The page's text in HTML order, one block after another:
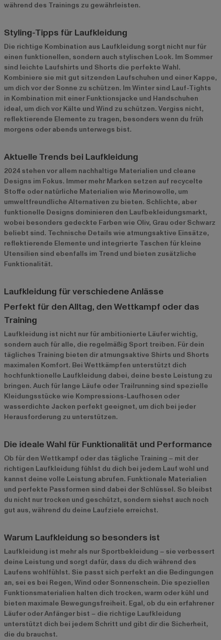
während des Trainings zu gewährleisten.
Styling-Tipps für Laufkleidung
Die richtige Kombination aus Laufkleidung sorgt nicht nur für
einen funktionellen, sondern auch stylischen Look. Im Sommer
sind leichte Laufshirts und Shorts die perfekte Wahl.
Kombiniere sie mit gut sitzenden Laufschuhen und einer Kappe,
um dich vor der Sonne zu schützen. Im Winter sind Lauf-Tights
in Kombination mit einer Funktionsjacke und Handschuhen
ideal, um dich vor Kälte und Wind zu schützen. Vergiss nicht,
reflektierende Elemente zu tragen, besonders wenn du früh
morgens oder abends unterwegs bist.
Aktuelle Trends bei Laufkleidung
2024 stehen vor allem nachhaltige Materialien und cleane
Designs im Fokus. Immer mehr Marken setzen auf recycelte
Stoffe oder natürliche Materialien wie Merinowolle, um
umweltfreundliche Alternativen zu bieten. Schlichte, aber
funktionelle Designs dominieren den Laufbekleidungsmarkt,
wobei besonders gedeckte Farben wie Oliv, Grau oder Schwarz
beliebt sind. Technische Details wie atmungsaktive Einsätze,
reflektierende Elemente und integrierte Taschen für kleine
Utensilien sind ebenfalls im Trend und bieten zusätzliche
Funktionalität.
Laufkleidung für verschiedene Anlässe
Perfekt für den Alltag, den Wettkampf oder das
Training
Laufkleidung ist nicht nur für ambitionierte Läufer wichtig,
sondern auch für alle, die regelmäßig Sport treiben. Für dein
tägliches Training bieten dir atmungsaktive Shirts und Shorts
maximalen Komfort. Bei Wettkämpfen unterstützt dich
hochfunktionelle Laufkleidung dabei, deine beste Leistung zu
bringen. Auch für lange Läufe oder Trailrunning sind spezielle
Kleidungsstücke wie Kompressions-Laufhosen oder
wasserdichte Jacken perfekt geeignet, um dich bei jeder
Herausforderung zu unterstützen.
Die ideale Wahl für Funktionalität und Performance
Ob für den Wettkampf oder das tägliche Training – mit der
richtigen Laufkleidung fühlst du dich bei jedem Lauf wohl und
kannst deine volle Leistung abrufen. Funktionale Materialien
und perfekte Passformen sind dabei der Schlüssel. So bleibst
du nicht nur trocken und geschützt, sondern siehst auch noch
gut aus, während du deine Laufziele erreichst.
Warum Laufkleidung so besonders ist
Laufkleidung ist mehr als nur Sportbekleidung – sie verbessert
deine Leistung und sorgt dafür, dass du dich während des
Laufens wohlfühlst. Sie passt sich perfekt an die Bedingungen
an, sei es bei Regen, Wind oder Sonnenschein. Die speziellen
Funktionsmaterialien halten dich trocken, warm oder kühl und
bieten maximale Bewegungsfreiheit. Egal, ob du ein erfahrener
Läufer oder Anfänger bist – die richtige Laufkleidung
unterstützt dich bei jedem Schritt und gibt dir die Sicherheit,
die du brauchst.